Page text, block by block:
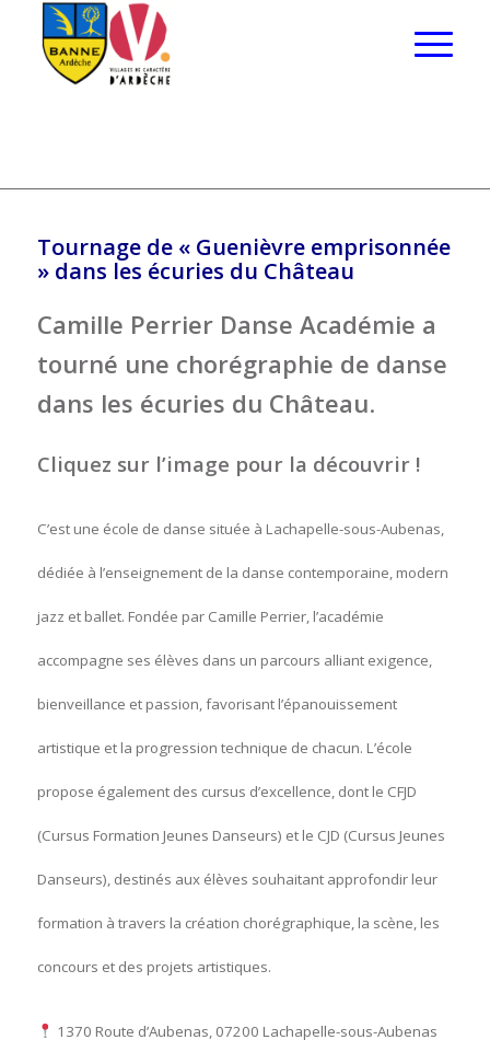
Tournage de « Guenièvre emprisonnée
» dans les écuries du Château
Camille Perrier Danse Académie a
tourné une chorégraphie de danse
dans les écuries du Château.
Cliquez sur l’image pour la découvrir !
C’est une école de danse située à Lachapelle-sous-Aubenas,
dédiée à l’enseignement de la danse contemporaine, modern
jazz et ballet. Fondée par Camille Perrier, l’académie
accompagne ses élèves dans un parcours alliant exigence,
bienveillance et passion, favorisant l’épanouissement
artistique et la progression technique de chacun. L’école
propose également des cursus d’excellence, dont le CFJD
(Cursus Formation Jeunes Danseurs) et le CJD (Cursus Jeunes
Danseurs), destinés aux élèves souhaitant approfondir leur
formation à travers la création chorégraphique, la scène, les
concours et des projets artistiques.
1370 Route d’Aubenas, 07200 Lachapelle-sous-Aubenas